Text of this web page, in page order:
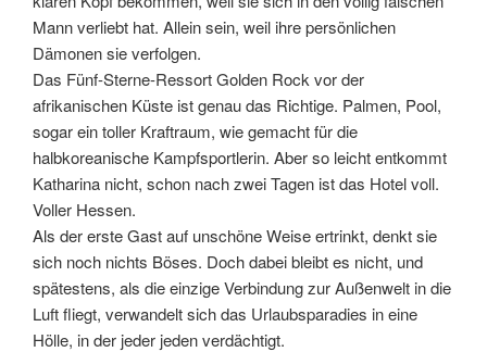
Mann verliebt hat. Allein sein, weil ihre persönlichen
Dämonen sie verfolgen.
Das Fünf-Sterne-Ressort Golden Rock vor der
afrikanischen Küste ist genau das Richtige. Palmen, Pool,
sogar ein toller Kraftraum, wie gemacht für die
halbkoreanische Kampfsportlerin. Aber so leicht entkommt
Katharina nicht, schon nach zwei Tagen ist das Hotel voll.
Voller Hessen.
Als der erste Gast auf unschöne Weise ertrinkt, denkt sie
sich noch nichts Böses. Doch dabei bleibt es nicht, und
spätestens, als die einzige Verbindung zur Außenwelt in die
Luft fliegt, verwandelt sich das Urlaubsparadies in eine
Hölle, in der jeder jeden verdächtigt.